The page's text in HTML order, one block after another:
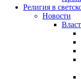
Религия в
Новости